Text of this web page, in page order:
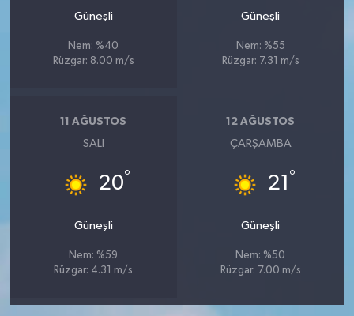
Güneşli
Nem: %40
Rüzgar: 8.00 m/s
Güneşli
Nem: %55
Rüzgar: 7.31 m/s
11 AĞUSTOS
SALI
20°
Güneşli
Nem: %59
Rüzgar: 4.31 m/s
12 AĞUSTOS
ÇARŞAMBA
21 °
Güneşli
Nem: %50
Rüzgar: 7.00 m/s